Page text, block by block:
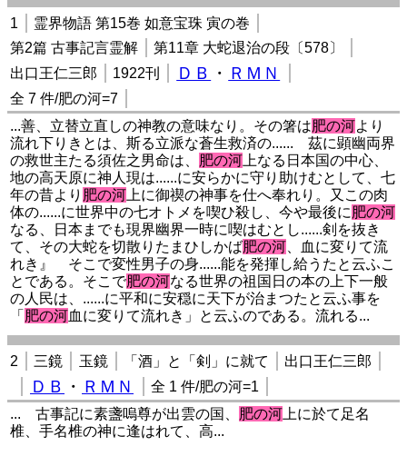
1
霊界物語 第15巻 如意宝珠 寅の巻
第2篇 古事記言霊解
第11章 大蛇退治の段〔578〕
出口王仁三郎
1922刊 ＤＢ ・ ＲＭＮ
全 7 件/肥の河=7
...善、立替立直しの神教の意味なり。その箸は肥の河より
流れ下りきとは、斯る立派な蒼生救済の...... 茲に顕幽両界
の救世主たる須佐之男命は、 肥の河 上なる日本国の中心、
地の高天原に神人現は......に安らかに守り助けむとして、七
年の昔より 肥の河 上に御禊の神事を仕へ奉れり。又この肉
体の......に世界中の七オトメを喫ひ殺し、今や最後に肥の河
なる、日本までも現界幽界一時に喫はむとし......剣を抜き
て、その大蛇を切散りたまひしかば肥の河 、血に変りて流
れき』 そこで変性男子の身......能を発揮し給うたと云ふこ
とである。そこで肥の河なる世界の祖国日の本の上下一般
の人民は、......に平和に安穏に天下が治まつたと云ふ事を
「 肥の河血に変りて流れき」と云ふのである。流れる...
2 三鏡 玉鏡 「酒」と「剣」に就て 出口王仁三郎
ＤＢ ・ ＲＭＮ
全 1 件/肥の河=1
... 古事記に素盞嗚尊が出雲の国、 肥の河 上に於て足名
椎、手名椎の神に逢はれて、高...